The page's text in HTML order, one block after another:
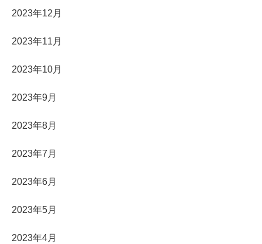
2023年12月
2023年11月
2023年10月
2023年9月
2023年8月
2023年7月
2023年6月
2023年5月
2023年4月